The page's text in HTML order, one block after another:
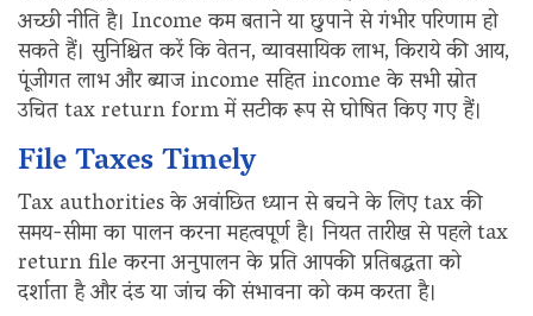
अच्छी नीति है। Income कम बताने या छुपाने से गंभीर परिणाम हो
सकते हैं। सुनिश्चित करें कि वेतन, व्यावसायिक लाभ, किराये की आय,
पूंजीगत लाभ और ब्याज income सहित income के सभी स्रोत
उचित tax return form में सटीक रूप से घोषित किए गए हैं।
File Taxes Timely
Tax authorities के अवांछित ध्यान से बचने के लिए tax की
समय-सीमा का पालन करना महत्वपूर्ण है। नियत तारीख से पहले tax
return file करना अनुपालन के प्रति आपकी प्रतिबद्धता को
दर्शाता है और दंड या जांच की संभावना को कम करता है।